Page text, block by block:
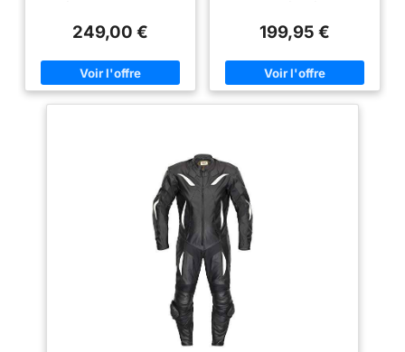
genouillères amovibles sont
CE pour les épaules, les coudes
et les genoux.
249,00 €
travaillé garantit une sécurité
Haute qualité du fabricant
Belezza
199,95 €